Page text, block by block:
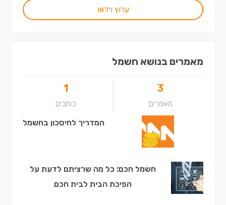
ערוץ וידאו
מאמרים בנושא חשמל
3
מאמרים
1
כותבים
המדריך לחיסכון בחשמל
חשמל חכם: כל מה שרציתם לדעת על
הפיכת הבית לבית חכם